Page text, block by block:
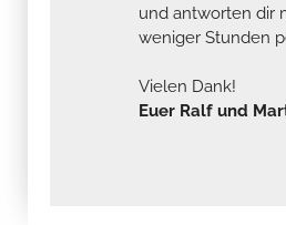
und antworten dir
weniger Stunden
Vielen Dank!
Euer Ralf und